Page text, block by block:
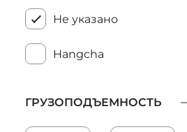
Не указано
Hangcha
ГРУЗОПОДЪЕМНОСТЬ